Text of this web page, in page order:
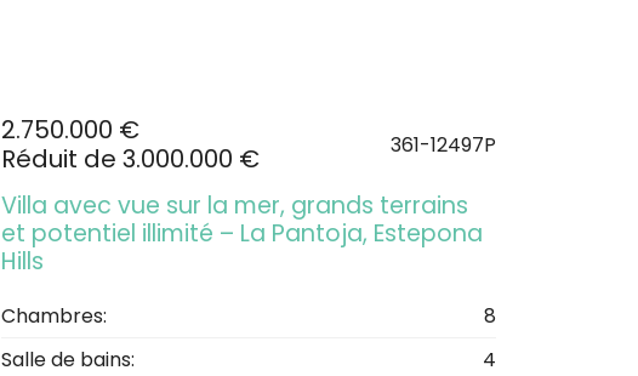
2.750.000 €
Réduit de 3.000.000 €
361-12497P
Villa avec vue sur la mer, grands terrains
et potentiel illimité – La Pantoja, Estepona
Hills
Chambres:
8
Salle de bains:
4